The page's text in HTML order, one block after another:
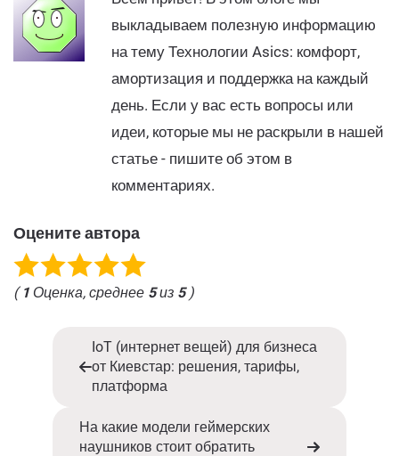
выкладываем полезную информацию
на тему Технологии Asics: комфорт,
амортизация и поддержка на каждый
день. Если у вас есть вопросы или
идеи, которые мы не раскрыли в нашей
статье - пишите об этом в
комментариях.
Оцените автора
( 1 Оценка, среднее 5из 5)
IoT (интернет вещей) для бизнеса
от Киевстар: решения, тарифы,
платформа
На какие модели геймерских
наушников стоит обратить